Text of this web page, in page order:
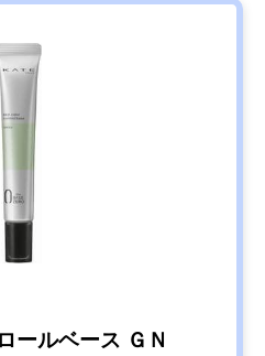
ールベース ＧＮ